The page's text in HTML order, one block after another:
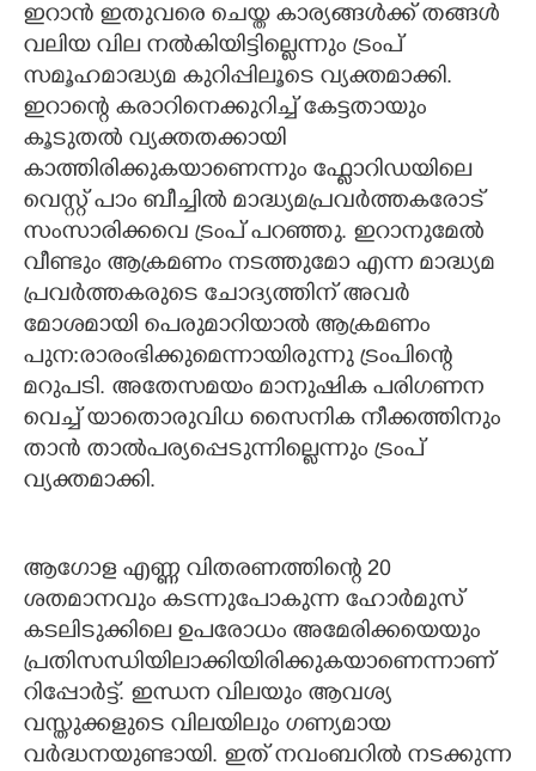
ഇറാൻ ഇതുവരെ ചെയ്ത കാര്യങ്ങൾക്ക് തങ്ങൾ
വലിയ വില നൽകിയിട്ടില്ലെന്നും ട്രംപ്
സമൂഹമാദ്ധ്യമ കുറിപ്പിലൂടെ വ്യക്തമാക്കി.
ഇറാന്റെ കരാറിനെക്കുറിച്ച് കേട്ടതായും
കൂടുതൽ വ്യക്തതക്കായി
കാത്തിരിക്കുകയാണെന്നും ഫ്ലോറിഡയിലെ
വെസ്റ്റ് പാം ബീച്ചിൽ മാദ്ധ്യമപ്രവർത്തകരോട്
സംസാരിക്കവെ ട്രംപ് പറഞ്ഞു. ഇറാനുമേൽ
വീണ്ടും ആക്രമണം നടത്തുമോ എന്ന മാദ്ധ്യമ
പ്രവർത്തകരുടെ ചോദ്യത്തിന് അവർ
മോശമായി പെരുമാറിയാൽ ആക്രമണം
പുന:രാരംഭിക്കുമെന്നായിരുന്നു ട്രംപിന്റെ
മറുപടി. അതേസമയം മാനുഷിക പരിഗണന
വെച്ച് യാതൊരുവിധ സൈനിക നീക്കത്തിനും
താൻ താൽപര്യപ്പെടുന്നില്ലെന്നും ട്രംപ്
വ്യക്തമാക്കി.
ആഗോള എണ്ണ വിതരണത്തിന്‍റെ 20
ശതമാനവും കടന്നുപോകുന്ന ഹോർമുസ്
കടലിടുക്കിലെ ഉപരോധം അമേരിക്കയെയും
പ്രതിസന്ധിയിലാക്കിയിരിക്കുകയാണെന്നാണ്
റിപ്പോർട്ട്. ഇന്ധന വിലയും ആവശ്യ
വസ്തുക്കളുടെ വിലയിലും ഗണ്യമായ
വർദ്ധനയുണ്ടായി. ഇത് നവംബറിൽ നടക്കുന്ന